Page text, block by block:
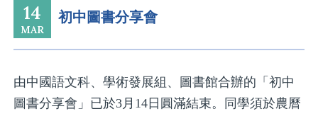
14
MAR
初中圖書分享會
由中國語文科、學術發展組、圖書館合辦的「初中
圖書分享會」已於3月14日圓滿結束。同學須於農曆